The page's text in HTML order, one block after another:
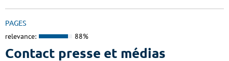
PAGES
relevance: 88%
Contact presse et médias